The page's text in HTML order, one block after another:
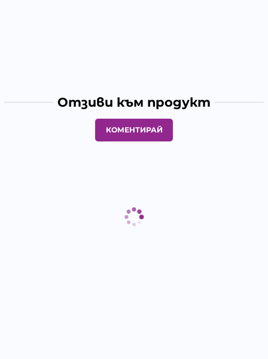
Отзиви към продукт
КОМЕНТИРАЙ